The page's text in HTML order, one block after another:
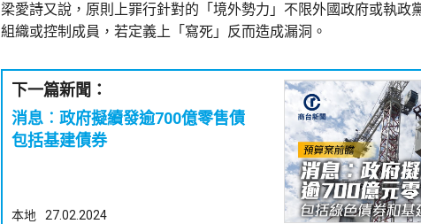
梁愛詩又說，原則上罪行針對的「境外勢力」不限外國政府或執政
組織或控制成員，若定義上「寫死」反而造成漏洞。
下一篇新聞：
消息︰政府擬續發逾700億零售債
包括基建債券
本地 27.02.2024